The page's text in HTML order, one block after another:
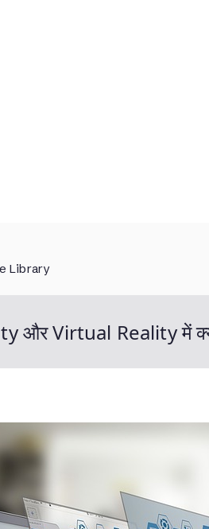
Library
और Virtual Reality में